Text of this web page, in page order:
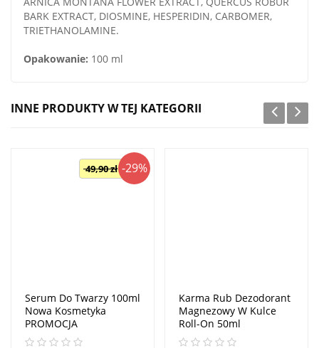
BARK EXTRACT, DIOSMINE, HESPERIDIN, CARBOMER,
TRIETHANOLAMINE.
Opakowanie: 100 ml
INNE PRODUKTY W TEJ KATEGORII
-29%
Serum Do Twarzy 100ml
Nowa Kosmetyka
PROMOCJA
49,90 zł
Karma Rub Dezodorant
Magnezowy W Kulce
Roll-On 50ml